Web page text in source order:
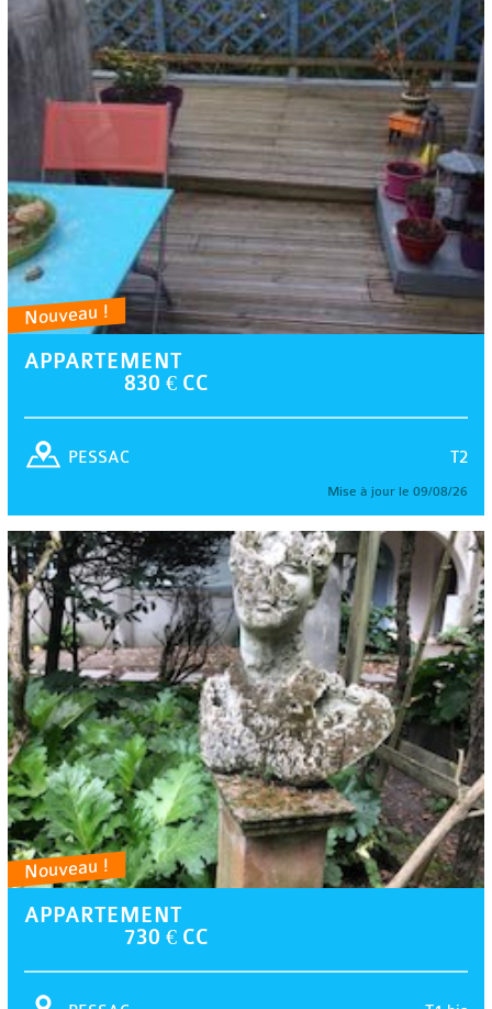
Nouveau !
APPARTEMENT
830 € CC
T2
PESSAC
Mise à jour le 09/08/26
Nouveau !
APPARTEMENT
730 € CC